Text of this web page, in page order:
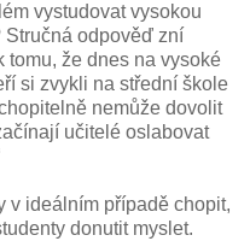
vystudovat vysokou
odpověď zní
tomu, že dnes na vysoké
si zvykli na střední škole
nemůže dovolit
učitelé oslabovat
v ideálním případě chopit,
donutit myslet.